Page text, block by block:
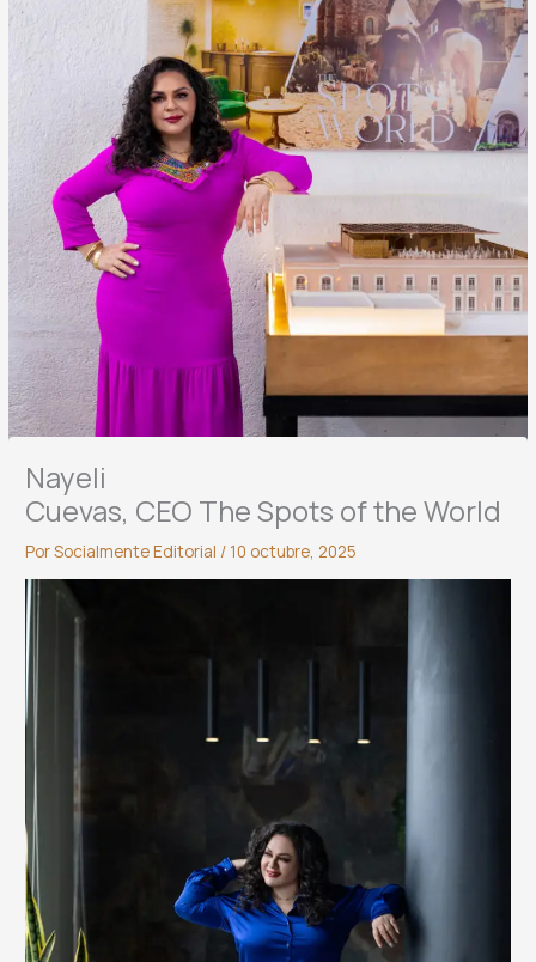
Nayeli
Cuevas, CEO The Spots of the World
PorSocialmente Editorial / 10 octubre, 2025